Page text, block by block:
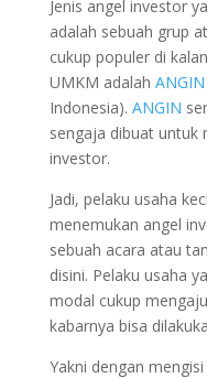
Jenis angel investor
adalah sebuah grup
cukup populer di
UMKM adalah ANGIN
Indonesia). ANGIN
sengaja dibuat untuk
investor.
Jadi, pelaku usaha
menemukan angel
sebuah acara atau
disini. Pelaku usaha
modal cukup
kabarnya bisa
Yakni dengan